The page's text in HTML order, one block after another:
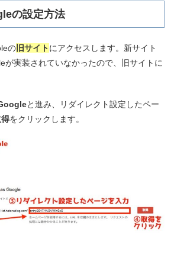
の設定方法
の 旧サイトにアクセスします。新サイト
が実装されていなかったので、旧サイトに
と進み、リダイレクト設定したペー
をクリックします。